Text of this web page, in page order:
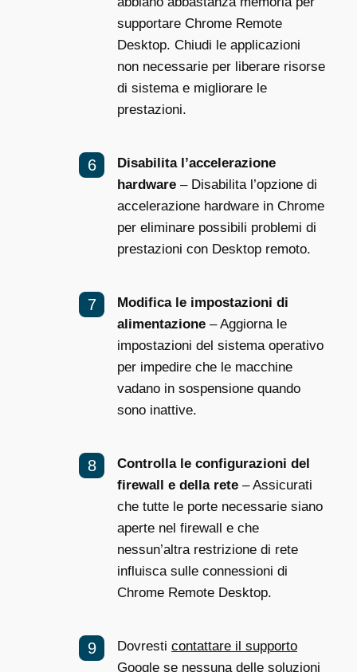
supportare Chrome Remote
Desktop. Chiudi le applicazioni
non necessarie per liberare risorse
di sistema e migliorare le
prestazioni.
Disabilita l’accelerazione
hardware – Disabilita l’opzione di
accelerazione hardware in Chrome
per eliminare possibili problemi di
prestazioni con Desktop remoto.
Modifica le impostazioni di
alimentazione – Aggiorna le
impostazioni del sistema operativo
per impedire che le macchine
vadano in sospensione quando
sono inattive.
Controlla le configurazioni del
firewall e della rete – Assicurati
che tutte le porte necessarie siano
aperte nel firewall e che
nessun’altra restrizione di rete
influisca sulle connessioni di
Chrome Remote Desktop.
Dovresti contattare il supporto
Google se nessuna delle soluzioni